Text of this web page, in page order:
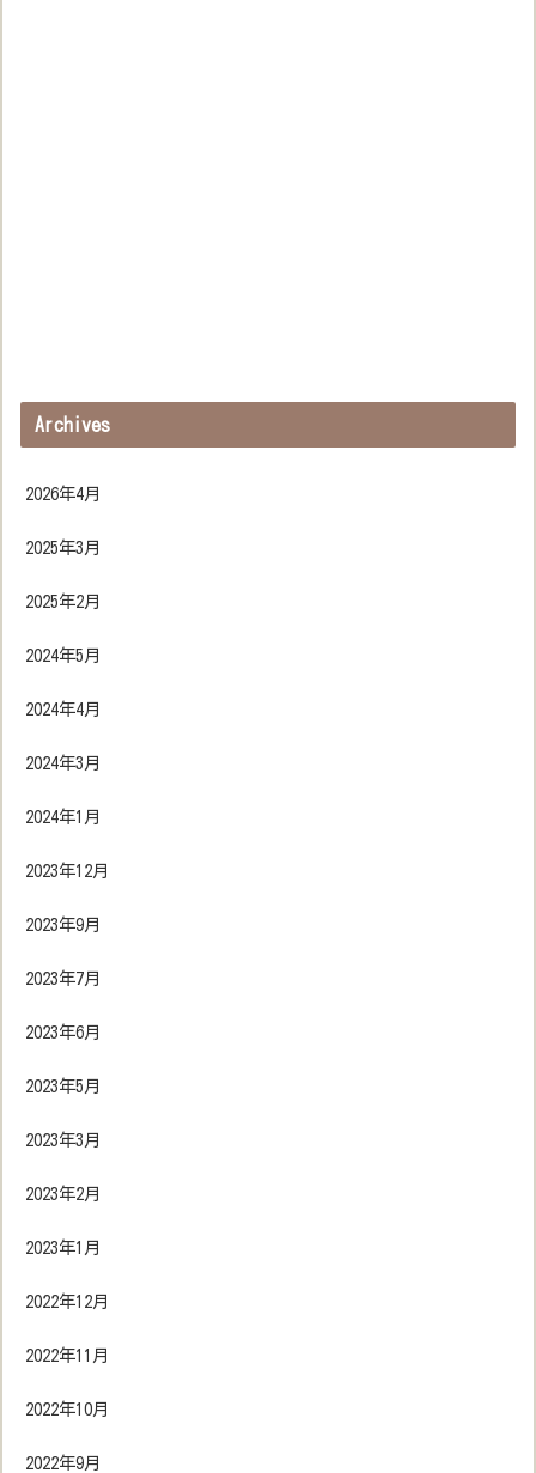
Archives
2026年4月
2025年3月
2025年2月
2024年5月
2024年4月
2024年3月
2024年1月
2023年12月
2023年9月
2023年7月
2023年6月
2023年5月
2023年3月
2023年2月
2023年1月
2022年12月
2022年11月
2022年10月
2022年9月